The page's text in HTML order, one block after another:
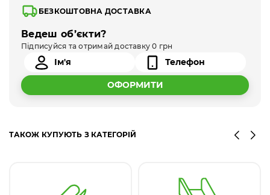
БЕЗКОШТОВНА ДОСТАВКА
Ведеш об’єкти?
Підписуйся та отримай доставку 0 грн
ОФОРМИТИ
ТАКОЖ КУПУЮТЬ З КАТЕГОРІЙ